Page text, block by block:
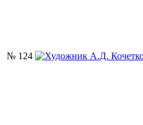
№ 124